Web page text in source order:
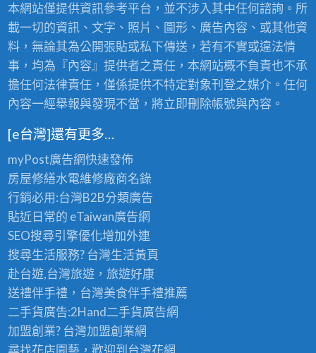
本網站僅提供資訊參考平台，並不涉入其中任何諮詢。所
載一切的資訊、文字、照片、圖形、廣告內容、或其他資
料，無論其為公開張貼或私下傳送，若有不實或違法情
事，均為『內容』提供者之責任，本網站概不負責也不承
擔任何法律責任，僅係提供不特定對象刊登之媒介。任何
內容一經舉報與發現不當，將立即刪除帳號與內容。
[e台灣]還有更多…
myPost廣告網快速發佈
房屋修繕水電維修廠商名錄
行銷必用:台灣B2B分類廣告
貼近日常的 eTaiwan廣告網
SEO搜尋引擎優化增加外連
搜尋生活服務? 台灣生活黃頁
赴台遊,台灣旅遊，旅遊好康
送禮伴手禮，台灣美食伴手禮推薦
二手貨廣告:2Hand二手貨廣告網
加盟創業? 台灣加盟創業網
尋找花店園藝，歡迎到台灣花網